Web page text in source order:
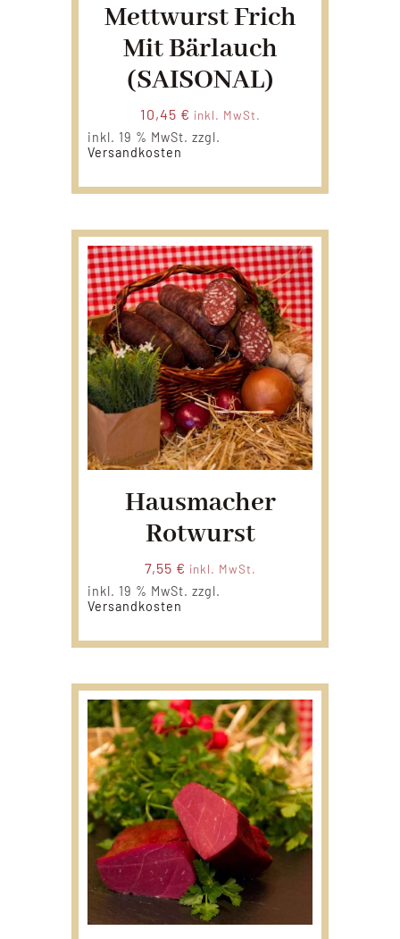
Mettwurst Frich
Mit Bärlauch
(SAISONAL)
10,45 € inkl. MwSt.
inkl. 19 % MwSt. zzgl.
Versandkosten
Hausmacher
Rotwurst
7,55 € inkl. MwSt.
inkl. 19 % MwSt. zzgl.
Versandkosten